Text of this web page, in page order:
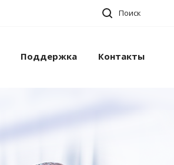
Поиск
Поддержка Контакты